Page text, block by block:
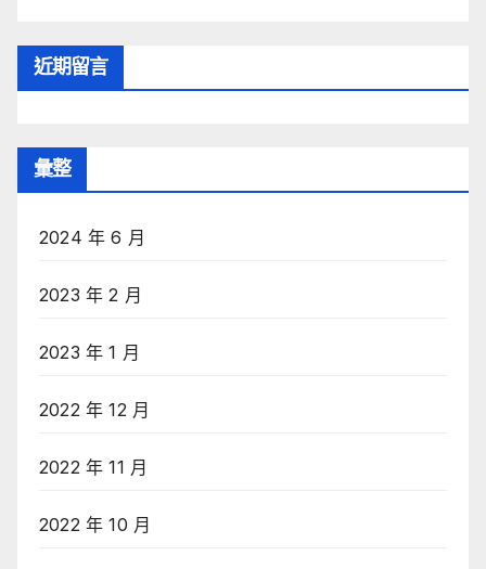
近期留言
彙整
2024 年 6 月
2023 年 2 月
2023 年 1 月
2022 年 12 月
2022 年 11 月
2022 年 10 月